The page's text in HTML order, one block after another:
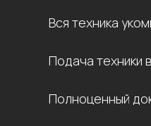
Вся техника
Подача техники
Полноценный